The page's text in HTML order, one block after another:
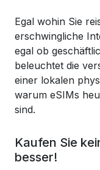
Egal wohin Sie
erschwingliche
egal ob
beleuchtet die
einer lokalen
warum eSIMs
sind.
Kaufen Sie
besser!